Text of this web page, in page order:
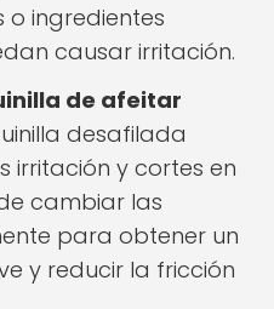
ingredientes
causar irritación.
de afeitar
desafilada
irritación y cortes en
cambiar las
para obtener un
y reducir la fricción